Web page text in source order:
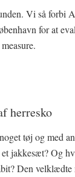
Vi så forbi
for at
herresko
tøj og med
jakkesæt? Og
Den velklædte